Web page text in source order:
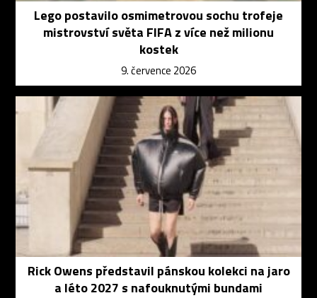
Lego postavilo osmimetrovou sochu trofeje
mistrovství světa FIFA z více než milionu
kostek
9. července 2026
Rick Owens představil pánskou kolekci na jaro
a léto 2027 s nafouknutými bundami